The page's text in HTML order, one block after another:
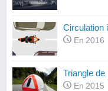
Circulation
En 2016
Triangle
En 2015